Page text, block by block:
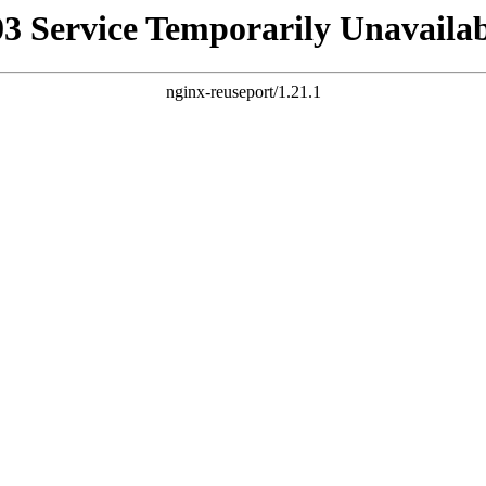
Service Temporarily
nginx-reuseport/1.21.1